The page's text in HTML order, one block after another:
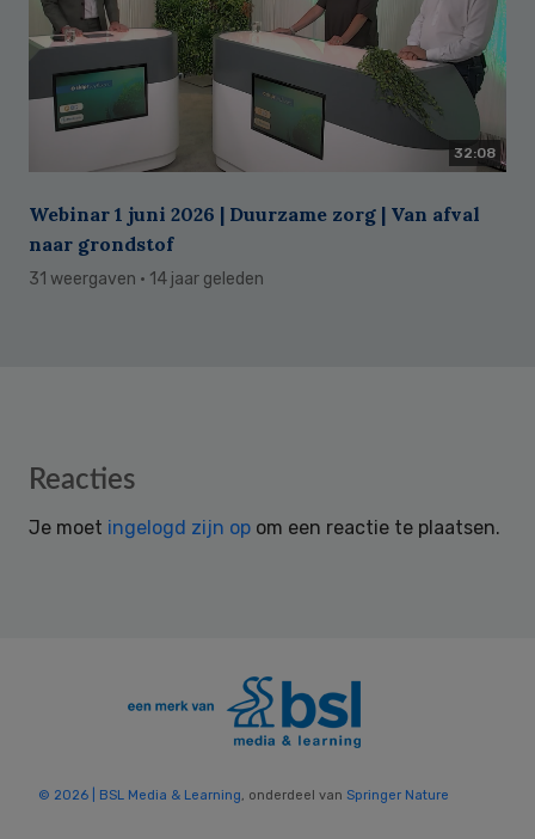
32:08
Webinar 1 juni 2026 | Duurzame zorg | Van afval
naar grondstof
31 weergaven · 14 jaar geleden
Reader
Reacties
Je moet ingelogd zijn op om een reactie te plaatsen.
© 2026 | BSL Media & Learning , onderdeel van Springer Nature